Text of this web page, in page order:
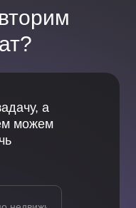
а
можем